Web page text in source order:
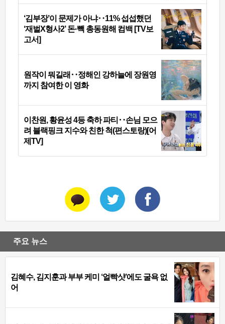
‘김부장’이 문제가 아냐‥11% 섭섭했던
‘재벌X형사2’ 돈·빽 총동원해 컴백 [TV보
고서]
원작이 뭐길래‥정해인 강하늘에 장원영
까지 참여한 이 영화
이찬원, 황윤성 4등 축하 파티‥손님 모으
려 블랙핑크 지수와 친한 척(편스토랑)[어
제TV]
주요 뉴스
김혜수, 김지훈과 부부 케미 ‘얼빡샷’에도 굴욕 없
어